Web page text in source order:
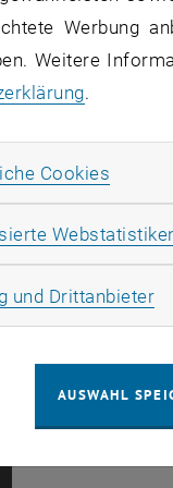
Werbung
Weitere
.
Cookies
und Drittanbieter
AUSWAHL